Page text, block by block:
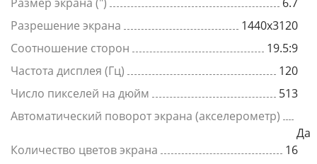
Разрешение экрана
1440x3120
Соотношение сторон
19.5:9
Частота дисплея (Гц)
120
Число пикселей на дюйм
513
Автоматический поворот экрана (акселерометр)
Да
Количество цветов экрана
16